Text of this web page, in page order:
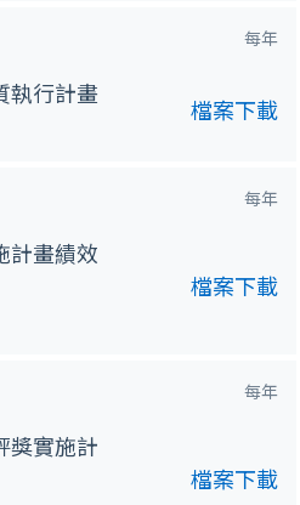
每年
執行計畫
檔案下載
每年
計畫績效
檔案下載
每年
獎實施計
檔案下載